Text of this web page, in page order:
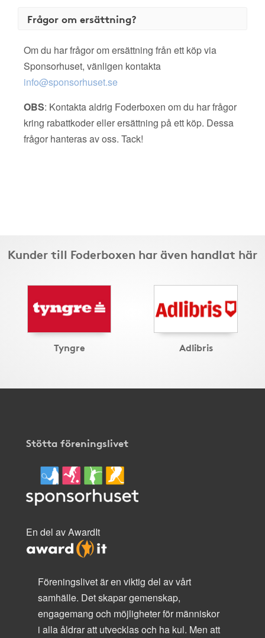
Frågor om ersättning?
Om du har frågor om ersättning från ett köp via
Sponsorhuset, vänligen kontakta
info@sponsorhuset.se
OBS: Kontakta aldrig Foderboxen om du har frågor
kring rabattkoder eller ersättning på ett köp. Dessa
frågor hanteras av oss. Tack!
Kunder till Foderboxen har även handlat här
Tyngre Adlibris
Stötta föreningslivet
En del av AwardIt
Föreningslivet är en viktig del av vårt
samhälle. Det skapar gemenskap,
engagemang och möjligheter för människor
i alla åldrar att utvecklas och ha kul. Men att